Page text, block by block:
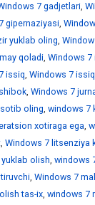
7 gadjetlari,
gipernaziyasi,
yuklab oling,
qoladi, Windows 7
issiq, Windows 7
, Windows 7
oling, windows 7
xotiraga ega,
, Windows 7 litsenziya
olish, windows
, Windows 7
tas-ix, windows 7